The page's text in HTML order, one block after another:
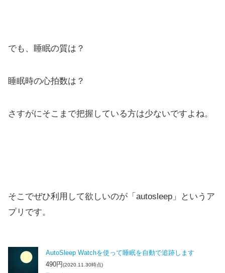
でも、睡眠の質は？
睡眠時の心拍数は？
さすがにそこまで把握している方は少ないですよね。
そこでぜひ利用して欲しいのが 「autosleep」
というア
プリです。
AutoSleep Watchを使って睡眠を自動で追跡します
490円(2020.11.30時点)